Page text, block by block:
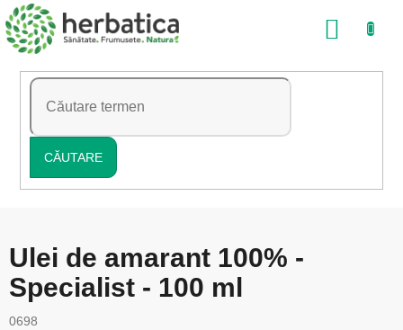
Treci
la
conținut
CĂUTARE
COŞ
Ulei de amarant 100% -
Specialist - 100 ml
0698